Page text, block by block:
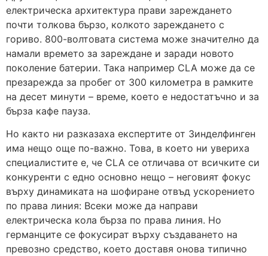
електрическа архитектура прави зареждането
почти толкова бързо, колкото зареждането с
гориво. 800-волтовата система може значително да
намали времето за зареждане и заради новото
поколение батерии. Така например CLA може да се
презарежда за пробег от 300 километра в рамките
на десет минути – време, което е недостатъчно и за
бърза кафе пауза.
Но както ни разказаха експертите от Зинделфинген
има нещо още по-важно. Това, в което ни увериха
специалистите е, че CLA се отличава от всичките си
конкуренти с едно основно нещо – неговият фокус
върху динамиката на шофиране отвъд ускорението
по права линия: Всеки може да направи
електрическа кола бърза по права линия. Но
германците се фокусират върху създаването на
превозно средство, което доставя онова типично